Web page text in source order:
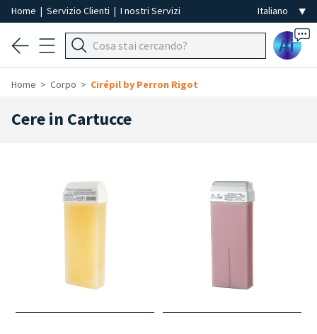
Home | Servizio Clienti | I nostri Servizi
Ai
Home Corpo Cirépil by Perron Rigot
Cere in Cartucce